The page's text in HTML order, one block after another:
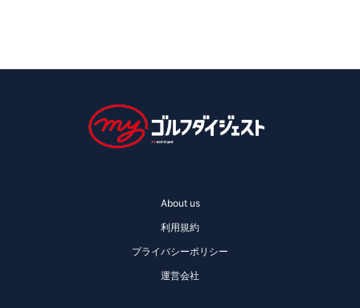
About us
利用規約
プライバシーポリシー
運営会社